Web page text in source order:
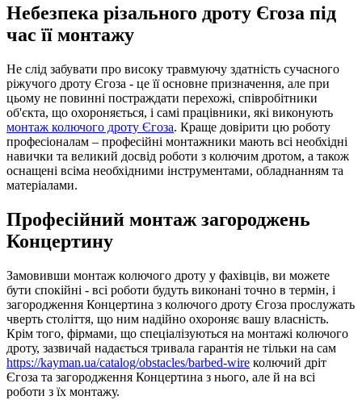
Небезпека різального дроту Єгоза під
час її монтажу
Не слід забувати про високу травмуючу здатність сучасного
ріжучого дроту Єгоза - це її основне призначення, але при
цьому не повинні постраждати перехожі, співробітники
об'єкта, що охороняється, і самі працівники, які виконують
монтаж колючого дроту Єгоза. Краще довірити цю роботу
професіоналам – професійні монтажники мають всі необхідні
навички та великий досвід роботи з колючим дротом, а також
оснащені всіма необхідними інструментами, обладнанням та
матеріалами.
Професійний монтаж загороджень
Концертину
Замовивши монтаж колючого дроту у фахівців, ви можете
бути спокійні - всі роботи будуть виконані точно в термін, і
загородження Концертина з колючого дроту Єгоза прослужать
чверть століття, що ним надійно охороняє вашу власність.
Крім того, фірмами, що спеціалізуються на монтажі колючого
дроту, зазвичай надається тривала гарантія не тільки на сам
https://kayman.ua/catalog/obstacles/barbed-wire колючий дріт
Єгоза та загородження Концертина з нього, але й на всі
роботи з їх монтажу.